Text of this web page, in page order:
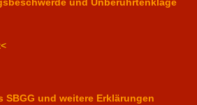
SBGG und weitere Erklärungen